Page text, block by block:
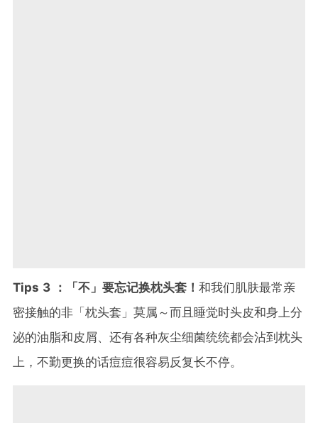
Tips 3 ：「不」要忘记换枕头套！ 和我们肌肤最常亲
密接触的非「枕头套」莫属～而且睡觉时头皮和身上分
泌的油脂和皮屑、还有各种灰尘细菌统统都会沾到枕头
上，不勤更换的话痘痘很容易反复长不停。